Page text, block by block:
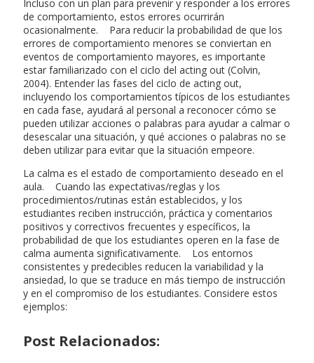
Incluso con un plan para prevenir y responder a los errores
de comportamiento, estos errores ocurrirán
ocasionalmente. Para reducir la probabilidad de que los
errores de comportamiento menores se conviertan en
eventos de comportamiento mayores, es importante
estar familiarizado con el ciclo del acting out (Colvin,
2004). Entender las fases del ciclo de acting out,
incluyendo los comportamientos típicos de los estudiantes
en cada fase, ayudará al personal a reconocer cómo se
pueden utilizar acciones o palabras para ayudar a calmar o
desescalar una situación, y qué acciones o palabras no se
deben utilizar para evitar que la situación empeore.
La calma es el estado de comportamiento deseado en el
aula. Cuando las expectativas/reglas y los
procedimientos/rutinas están establecidos, y los
estudiantes reciben instrucción, práctica y comentarios
positivos y correctivos frecuentes y específicos, la
probabilidad de que los estudiantes operen en la fase de
calma aumenta significativamente. Los entornos
consistentes y predecibles reducen la variabilidad y la
ansiedad, lo que se traduce en más tiempo de instrucción
y en el compromiso de los estudiantes. Considere estos
ejemplos:
Post Relacionados: